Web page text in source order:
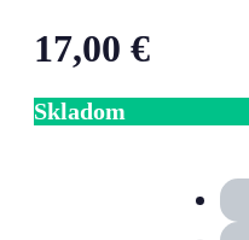
17,00 €
Skladom